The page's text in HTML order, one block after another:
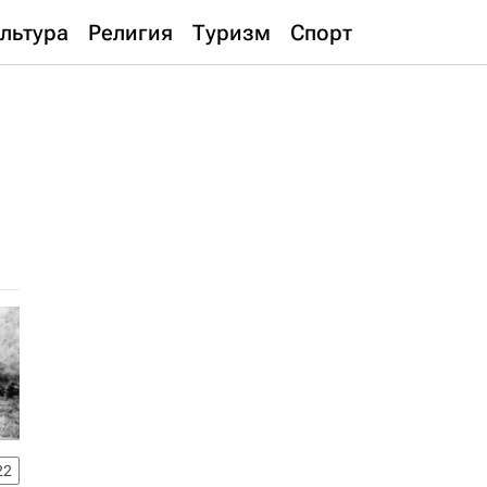
Религия Туризм Спорт